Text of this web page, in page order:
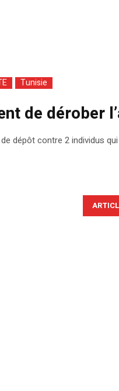
Tunisie
de dérober
dépôt contre 2 individus